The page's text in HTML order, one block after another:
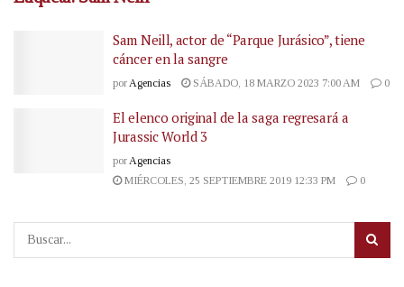
Sam Neill, actor de “Parque Jurásico”, tiene
cáncer en la sangre
por Agencias SÁBADO, 18 MARZO 2023 7:00 AM 0
El elenco original de la saga regresará a
Jurassic World 3
porAgencias
MIÉRCOLES, 25 SEPTIEMBRE 2019 12:33 PM
0